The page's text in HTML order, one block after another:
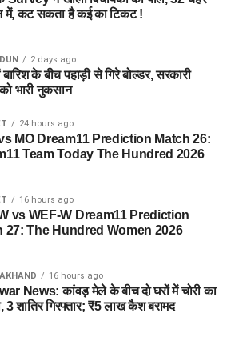
में, कट सकता है कई का टिकट !
2 days ago
के बीच पहाड़ी से गिरे बोल्डर, सरकारी
भारी नुकसान
24 hours ago
MO Dream11 Prediction Match 26:
Team Today The Hundred 2026
16 hours ago
vs WEF-W Dream11 Prediction
27: The Hundred Women 2026
16 hours ago
News: कांवड़ मेले के बीच दो घरों में चोरी का
3 शातिर गिरफ्तार; ₹5 लाख कैश बरामद